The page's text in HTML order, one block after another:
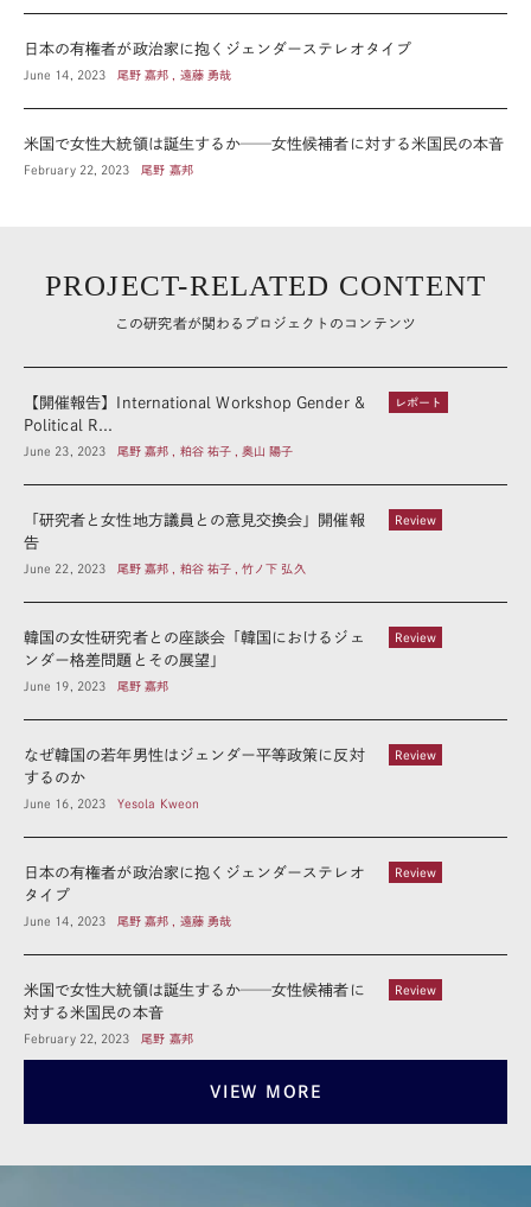
日本の有権者が政治家に抱くジェンダーステレオタイプ
June 14, 2023 尾野 嘉邦 , 遠藤 勇哉
米国で女性大統領は誕生するか──女性候補者に対する米国民の本音
February 22, 2023 尾野 嘉邦
PROJECT-RELATED CONTENT
この研究者が関わるプロジェクトのコンテンツ
レポート
【開催報告】International Workshop Gender &
Political R...
June 23, 2023 尾野 嘉邦 , 粕谷 祐子 , 奥山 陽子
Review
「研究者と女性地方議員との意見交換会」開催報
告
June 22, 2023 尾野 嘉邦 , 粕谷 祐子 , 竹ノ下 弘久
Review
韓国の女性研究者との座談会「韓国におけるジェ
ンダー格差問題とその展望」
June 19, 2023 尾野 嘉邦
Review
なぜ韓国の若年男性はジェンダー平等政策に反対
するのか
June 16, 2023 Yesola Kweon
Review
日本の有権者が政治家に抱くジェンダーステレオ
タイプ
June 14, 2023 尾野 嘉邦 , 遠藤 勇哉
Review
米国で女性大統領は誕生するか──女性候補者に
対する米国民の本音
February 22, 2023 尾野 嘉邦
VIEW MORE